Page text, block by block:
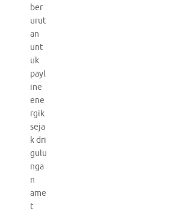
ber
urut
an
unt
uk
payl
ine
ene
rgik
seja
k dri
gulu
nga
n
ame
t